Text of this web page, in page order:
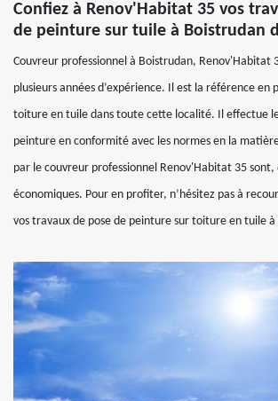
Confiez à Renov'Habitat 35 vos
de peinture sur tuile à Boistrudan
Couvreur professionnel à Boistrudan, Renov'Habitat
plusieurs années d’expérience. Il est la référence en
toiture en tuile dans toute cette localité. Il effectue
peinture en conformité avec les normes en la
par le couvreur professionnel Renov'Habitat 35 sont,
économiques. Pour en profiter, n’hésitez pas à
vos travaux de pose de peinture sur toiture en tuile